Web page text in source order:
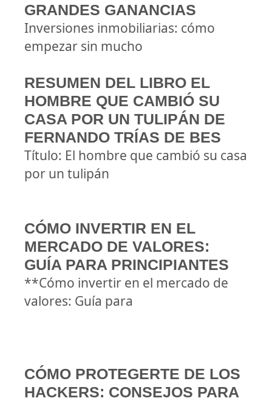
GRANDES GANANCIAS
Inversiones inmobiliarias: cómo
empezar sin mucho
RESUMEN DEL LIBRO EL
HOMBRE QUE CAMBIÓ SU
CASA POR UN TULIPÁN DE
FERNANDO TRÍAS DE BES
Título: El hombre que cambió su casa
por un tulipán
CÓMO INVERTIR EN EL
MERCADO DE VALORES:
GUÍA PARA PRINCIPIANTES
**Cómo invertir en el mercado de
valores: Guía para
CÓMO PROTEGERTE DE LOS
HACKERS: CONSEJOS PARA